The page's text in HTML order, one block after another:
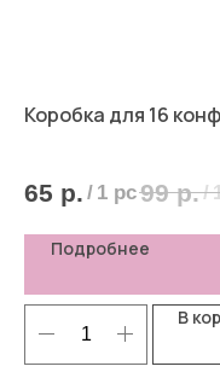
Коробка для 16
65 р. / 1 pc99 р./
Подробнее
В